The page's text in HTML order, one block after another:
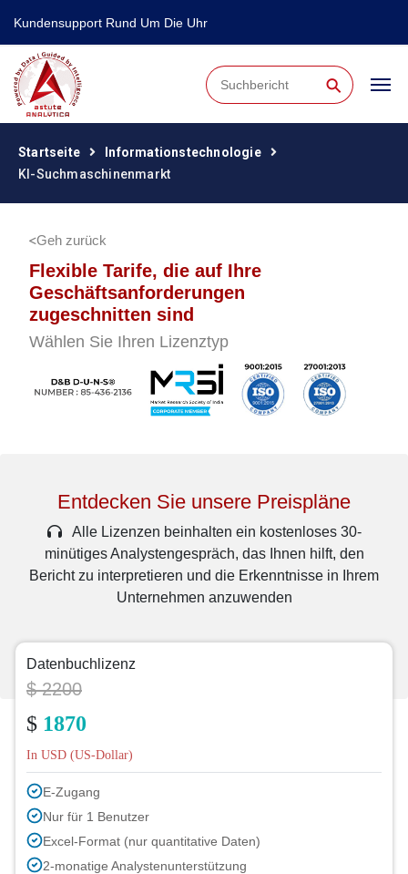
Kundensupport Rund Um Die Uhr
⚲
Startseite
Informationstechnologie
KI-Suchmaschinenmarkt
Geh zurück
Flexible Tarife, die auf Ihre
Geschäftsanforderungen
zugeschnitten sind
Wählen Sie Ihren Lizenztyp
Entdecken Sie unsere Preispläne
Alle Lizenzen beinhalten ein kostenloses 30-
minütiges Analystengespräch, das Ihnen hilft, den
Bericht zu interpretieren und die Erkenntnisse in Ihrem
Unternehmen anzuwenden
Datenbuchlizenz
$ 2200
$ 1870
In USD (US-Dollar)
E-Zugang
Nur für 1 Benutzer
Excel-Format (nur quantitative Daten)
2-monatige Analystenunterstützung